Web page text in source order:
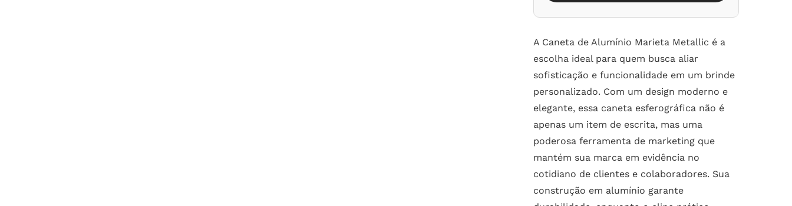
A Caneta de Alumínio Marieta Metallic é a
escolha ideal para quem busca aliar
sofisticação e funcionalidade em um brinde
personalizado. Com um design moderno e
elegante, essa caneta esferográfica não é
apenas um item de escrita, mas uma
poderosa ferramenta de marketing que
mantém sua marca em evidência no
cotidiano de clientes e colaboradores. Sua
construção em alumínio garante